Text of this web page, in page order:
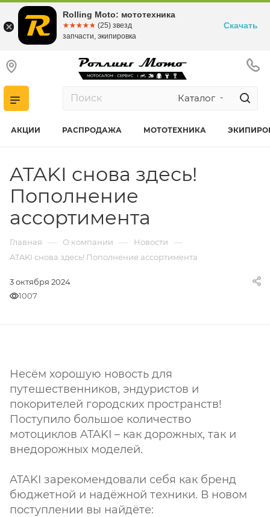
Каталог
АКЦИИ РАСПРОДАЖА МОТОТЕХНИКА
ATAKI снова здесь!
Пополнение
ассортимента
Главная — О компании — Новости —
ATAKI снова здесь! Пополнение ассортимента
3 октября 2024
1007
Несём хорошую новость для
путешественников, эндуристов и
покорителей городских пространств!
Поступило большое количество
мотоциклов ATAKI – как дорожных, так и
внедорожных моделей.
ATAKI зарекомендовали себя как бренд
бюджетной и надёжной техники. В новом
поступлении вы найдёте:
Rolling Moto: мототехника
☆☆☆☆☆
★★★★★ (25) звезд
запчасти, экипировка
Скачать